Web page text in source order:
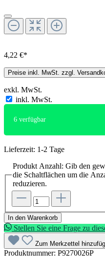
4,22 €*
Preise inkl. MwSt. zzgl.
exkl. MwSt.
inkl. MwSt.
6 verfügbar
Lieferzeit: 1-2 Tage
Produkt Anzahl: Gib den
die Schaltflächen um die
reduzieren.
In den Warenkorb
Stellen Sie eine Frage zu
Zum Merkzettel
Produktnummer: P9270026P